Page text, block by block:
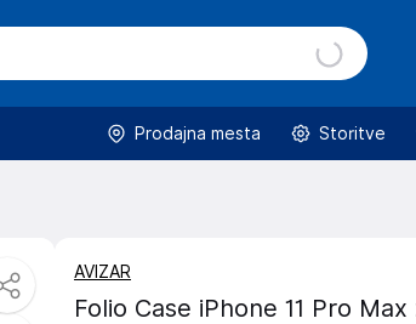
Prodajna mesta Storitve
AVIZAR
Folio Case iPhone 11 Pro